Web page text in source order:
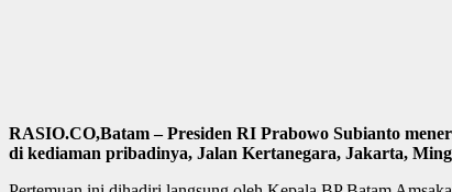
RASIO.CO,Batam – Presiden RI Prabowo Subianto
di kediaman pribadinya, Jalan Kertanegara, Jakarta,